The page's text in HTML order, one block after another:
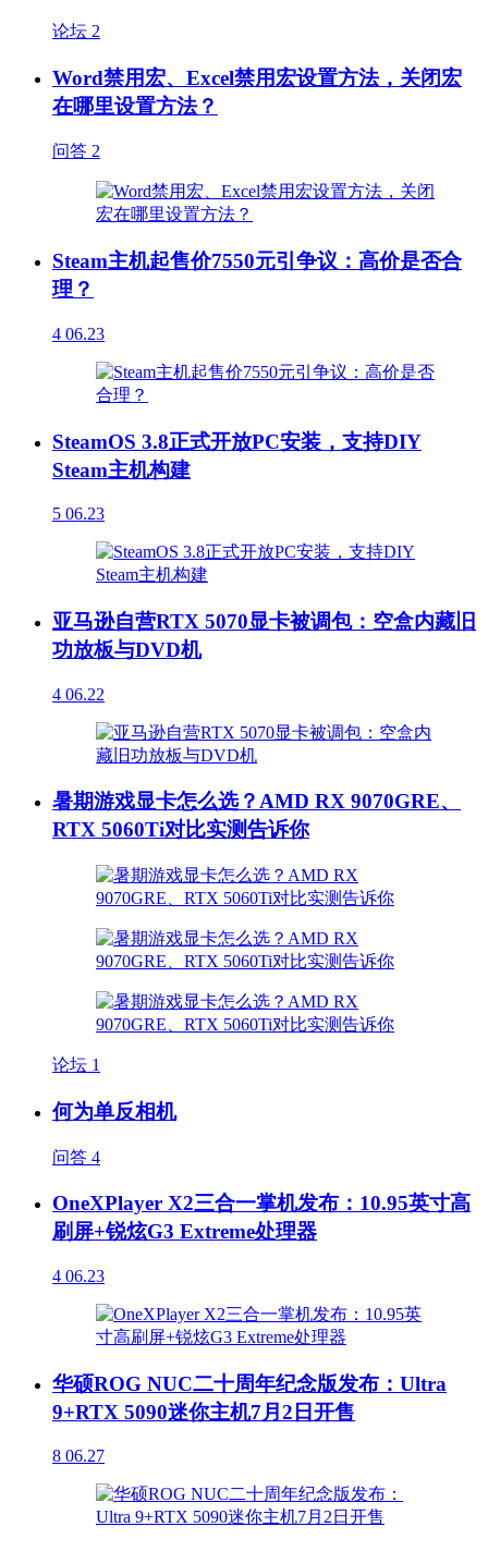
论坛 2
Word禁用宏、Excel禁用宏设置方法，关闭宏
在哪里设置方法？
问答 2
Steam主机起售价7550元引争议：高价是否合
理？
4 06.23
SteamOS 3.8正式开放PC安装，支持DIY
Steam主机构建
5 06.23
亚马逊自营RTX 5070显卡被调包：空盒内藏旧
功放板与DVD机
4 06.22
暑期游戏显卡怎么选？AMD RX 9070GRE、
RTX 5060Ti对比实测告诉你
论坛 1
何为单反相机
问答 4
OneXPlayer X2三合一掌机发布：10.95英寸高
刷屏+锐炫G3 Extreme处理器
4 06.23
华硕ROG NUC二十周年纪念版发布：Ultra
9+RTX 5090迷你主机7月2日开售
8 06.27